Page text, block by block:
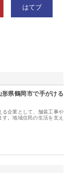
はてブ
県鶴岡市で手がける
る企業として、舗装工事や
。地域住民の生活を支え